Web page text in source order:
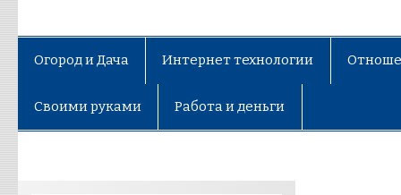
Огород и Дача Интернет технологии
Своими руками Работа и деньги